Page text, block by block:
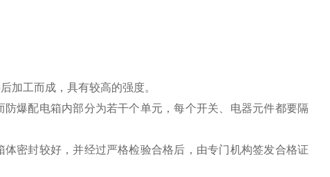
加工而成，具有较高的强度。
爆配电箱内部分为若干个单元，每个开关、电器元件都要隔
密封较好，并经过严格检验合格后，由专门机构签发合格证